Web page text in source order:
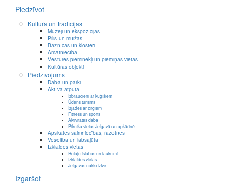
Piedzīvot
Kultūra un tradīcijas
Muzeji un ekspozīcijas
Pilis un muižas
Baznīcas un klosteri
Amatniecība
Vēstures pieminekļi un piemiņas vietas
Kultūras objekti
Piedzīvojums
Daba un parki
Aktīvā atpūta
Izbraucieni ar kuģīšiem
Ūdens tūrisms
Izjādes ar zirgiem
Fitness un sports
Aktivitātes dabā
Piknika vietas Jelgavā un apkārtnē
Apskates saimniecības, ražotnes
Veselība un labsajūta
Izklaides vietas
Rotaļu istabas un laukumi
Izklaides vietas
Jelgavas naktsdzīve
Izgaršot